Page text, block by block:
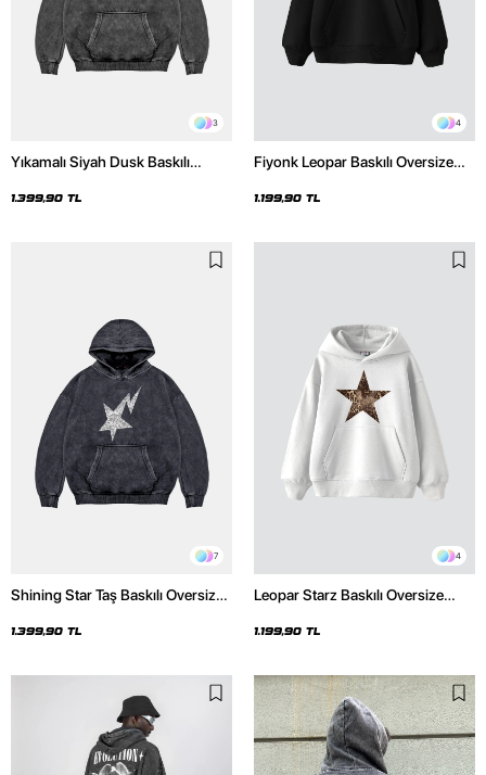
3
Yıkamalı Siyah Dusk Baskılı
1.399,90 TL
4
Fiyonk Leopar Baskılı Oversize
1.199,90 TL
7
Shining Star Taş Baskılı Oversize
Hoodie
1.399,90 TL
4
Leopar Starz Baskılı Oversize
1.199,90 TL